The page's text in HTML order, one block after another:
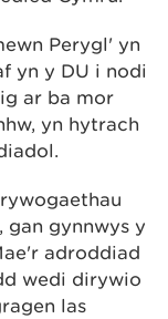
Perygl' yn
yn y DU i nodi
ar ba mor
yn hytrach
gan gynnwys y
adroddiad
wedi dirywio
las